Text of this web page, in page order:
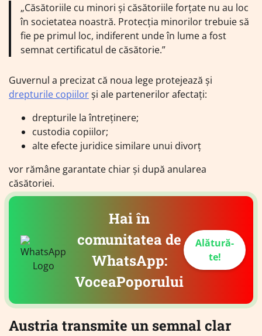
„Căsătoriile cu minori și căsătoriile forțate nu au loc
în societatea noastră. Protecția minorilor trebuie să
fie pe primul loc, indiferent unde în lume a fost
semnat certificatul de căsătorie.”
Guvernul a precizat că noua lege protejează și
drepturile copiilorși ale partenerilor afectați:
drepturile la întreținere;
custodia copiilor;
alte efecte juridice similare unui divorț
vor rămâne garantate chiar și după anularea
căsătoriei.
Hai în
comunitatea de
WhatsApp:
VoceaPoporului
Alătură-
te!
Austria transmite un semnal clar